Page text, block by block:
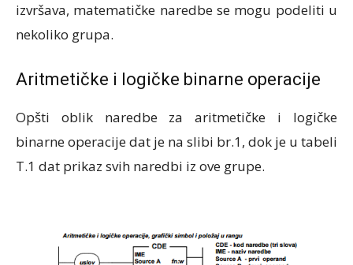
izvršava, matematičke naredbe se mogu podeliti u
nekoliko grupa.
Aritmetičke i logičke binarne operacije
Opšti oblik naredbe za aritmetičke i logičke
binarne operacije dat je na slibi br.1, dok je u tabeli
T.1 dat prikaz svih naredbi iz ove grupe.